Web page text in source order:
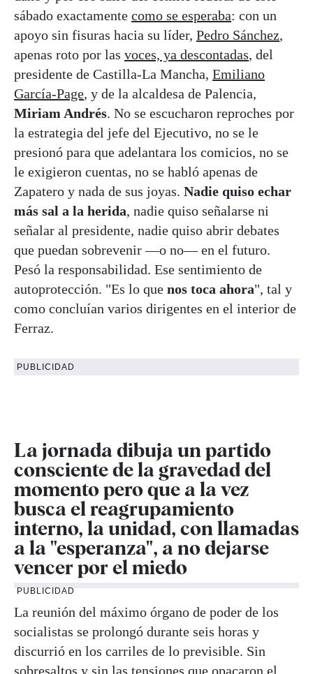
sábado exactamente como se esperaba: con un
apoyo sin fisuras hacia su líder, Pedro Sánchez,
apenas roto por las voces, ya descontadas, del
presidente de Castilla-La Mancha, Emiliano
García-Page, y de la alcaldesa de Palencia,
Miriam Andrés. No se escucharon reproches por
la estrategia del jefe del Ejecutivo, no se le
presionó para que adelantara los comicios, no se
le exigieron cuentas, no se habló apenas de
Zapatero y nada de sus joyas. Nadie quiso echar
más sal a la herida, nadie quiso señalarse ni
señalar al presidente, nadie quiso abrir debates
que puedan sobrevenir —o no— en el futuro.
Pesó la responsabilidad. Ese sentimiento de
autoprotección. "Es lo que nos toca ahora", tal y
como concluían varios dirigentes en el interior de
Ferraz.
PUBLICIDAD
La jornada dibuja un partido
consciente de la gravedad del
momento pero que a la vez
busca el reagrupamiento
interno, la unidad, con llamadas
a la "esperanza", a no dejarse
vencer por el miedo
PUBLICIDAD
La reunión del máximo órgano de poder de los
socialistas se prolongó durante seis horas y
discurrió en los carriles de lo previsible. Sin
sobresaltos y sin las tensiones que opacaron el